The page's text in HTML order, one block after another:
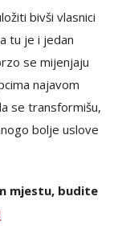
bivši vlasnici
tu je i jedan
se mijenjaju
najavom
se transformišu,
bolje uslove
mjestu, budite